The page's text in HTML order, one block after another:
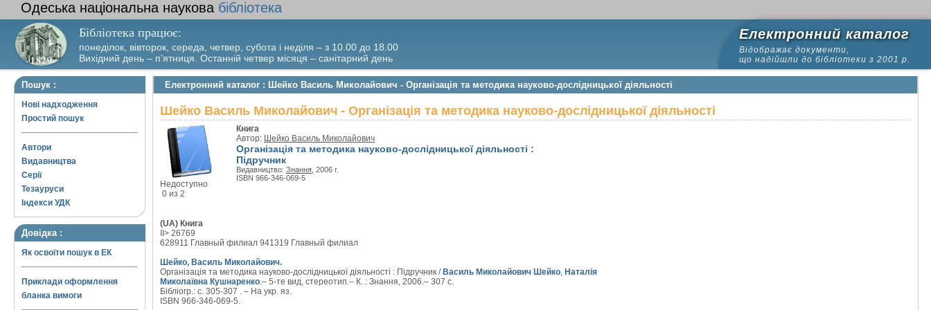
Одеська національна наукова бібліотека
Бібліотека працює:
понеділок, вівторок, середа, четвер, субота і неділя – з 10.00 до 18.00
Вихідний день – п’ятниця. Останній четвер місяця – санітарний день
Електронний каталог
Відображає документи,
що надійшли до бібліотеки з 2001 р.
Пошук :
Нові надходження
Простий пошук
Автори
Видавництва
Серії
Тезауруси
Індекси УДК
Довідка :
Як освоїти пошук в ЕК
Приклади оформлення
бланка вимоги
Електронний каталог : Шейко Василь Миколайович - Організація та методика науково-дослідницької діяльності
Шейко Василь Миколайович - Організація та методика науково-дослідницької діяльності
Недоступно
0 из 2
Книга
Автор: Шейко Василь Миколайович
Організація та методика науково-дослідницької діяльності :
Підручник
Видавництво: Знання , 2006 г.
ISBN 966-346-069-5
(UA) Книга
II> 26769
628911 Главный филиал 941319 Главный филиал
Шейко, Василь Миколайович.
Організація та методика науково-дослідницької діяльності : Підручник / Василь Миколайович Шейко, Наталія
Миколаївна Кушнаренко.– 5-те вид, стереотип.– К. : Знання, 2006.– 307 с.
Бібліогр.: с. 305-307 . – На укр. яз.
ISBN 966-346-069-5.